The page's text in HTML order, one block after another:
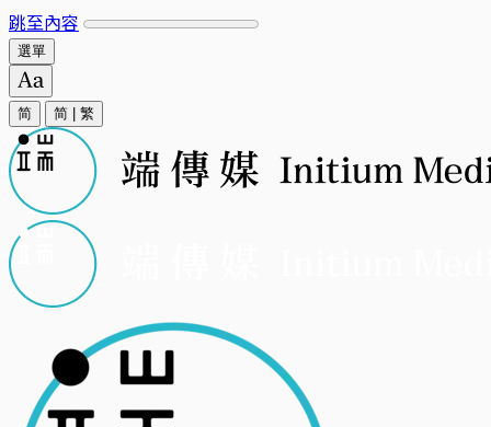
跳至內容
選單
简 简 繁